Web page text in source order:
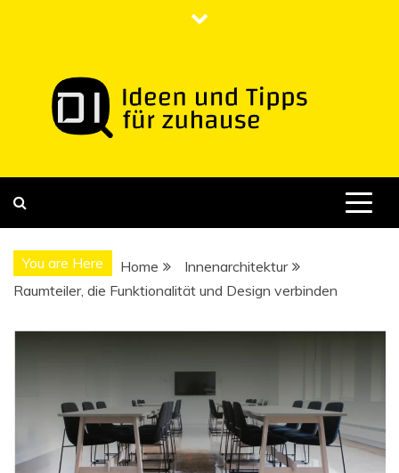
DI
You are Here Home
Innenarchitektur
Raumteiler, die Funktionalität und Design verbinden